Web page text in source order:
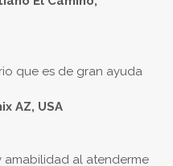
que es de gran ayuda
AZ, USA
amabilidad al atenderme